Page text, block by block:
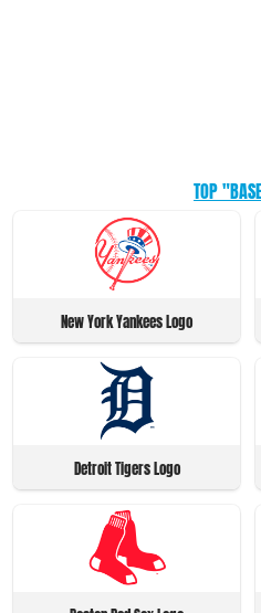
TOP
New York Yankees Logo
Detroit Tigers Logo